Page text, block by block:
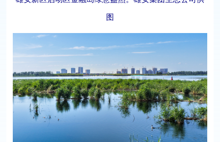
图